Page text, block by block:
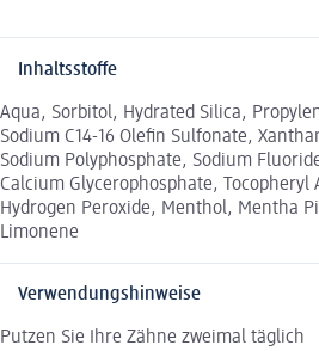
Inhaltsstoffe
Aqua, Sorbitol, Hydrated Silica,
Sodium C14-16 Olefin Sulfonate,
Sodium Polyphosphate, Sodium
Calcium Glycerophosphate, Tocopheryl
Hydrogen Peroxide, Menthol, Mentha
Limonene
Verwendungshinweise
Putzen Sie Ihre Zähne zweimal täglich